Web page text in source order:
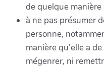
de quelque manière
à ne pas présumer
personne,
manière qu'elle a
mégenrer, ni